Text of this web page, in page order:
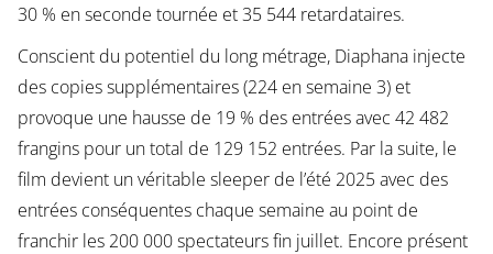
30 % en seconde tournée et 35 544 retardataires.
Conscient du potentiel du long métrage, Diaphana injecte
des copies supplémentaires (224 en semaine 3) et
provoque une hausse de 19 % des entrées avec 42 482
frangins pour un total de 129 152 entrées. Par la suite, le
film devient un véritable sleeper de l’été 2025 avec des
entrées conséquentes chaque semaine au point de
franchir les 200 000 spectateurs fin juillet. Encore présent